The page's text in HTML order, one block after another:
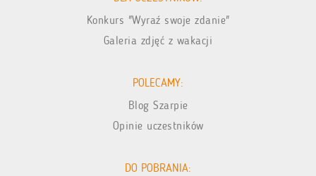
Konkurs "Wyraź swoje zdanie"
Galeria zdjęć z wakacji
POLECAMY:
Blog Szarpie
Opinie uczestników
DO POBRANIA: